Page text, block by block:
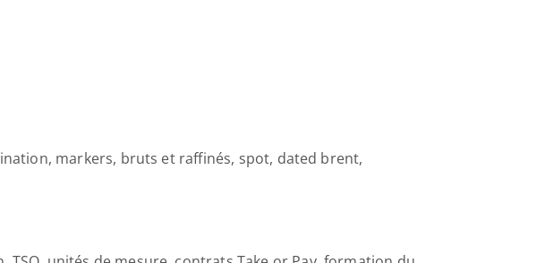
markers, bruts et raffinés, spot, dated brent,